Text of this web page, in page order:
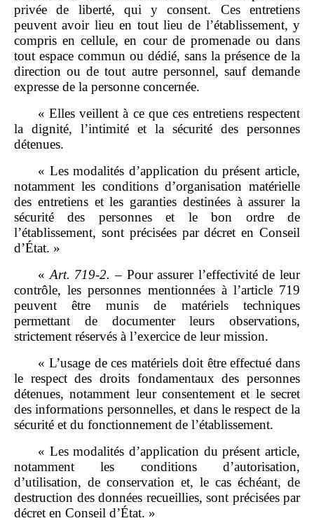
privée de liberté, qui y consent. Ces entretiens
peuvent avoir lieu en tout lieu de l’établissement, y
compris en cellule, en cour de promenade ou dans
tout espace commun ou dédié, sans la présence de la
direction ou de tout autre personnel, sauf demande
expresse de la personne concernée.
« Elles veillent à ce que ces entretiens respectent
la dignité, l’intimité et la sécurité des personnes
détenues.
« Les modalités d’application du présent article,
notamment les conditions d’organisation matérielle
des entretiens et les garanties destinées à assurer la
sécurité des personnes et le bon ordre de
l’établissement, sont précisées par décret en Conseil
d’État. »
«Art. 719‑2. – Pour assurer l’effectivité de leur
contrôle, les personnes mentionnées à l’article 719
peuvent être munis de matériels techniques
permettant de documenter leurs observations,
strictement réservés à l’exercice de leur mission.
« L’usage de ces matériels doit être effectué dans
le respect des droits fondamentaux des personnes
détenues, notamment leur consentement et le secret
des informations personnelles, et dans le respect de la
sécurité et du fonctionnement de l’établissement.
« Les modalités d’application du présent article,
notamment les conditions d’autorisation,
d’utilisation, de conservation et, le cas échéant, de
destruction des données recueillies, sont précisées par
décret en Conseil d’État. »